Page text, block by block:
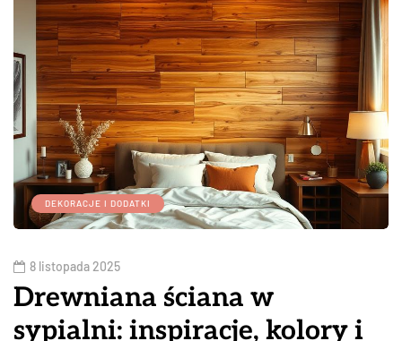
DEKORACJE I DODATKI
8 listopada 2025
Drewniana ściana w
sypialni: inspiracje, kolory i